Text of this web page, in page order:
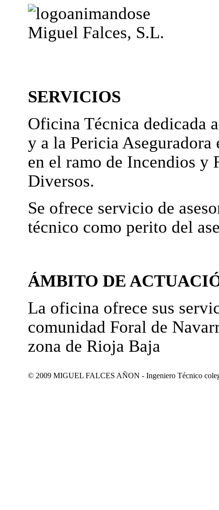
Miguel Falces, S.L.
SERVICIOS
Oficina Técnica dedicada
y a la Pericia Aseguradora
en el ramo de Incendios y
Diversos.
Se ofrece servicio de
técnico como perito del
ÁMBITO DE
La oficina ofrece sus
comunidad Foral de
zona de Rioja Baja
© 2009 MIGUEL FALCES AÑON - Ingeniero Técnico